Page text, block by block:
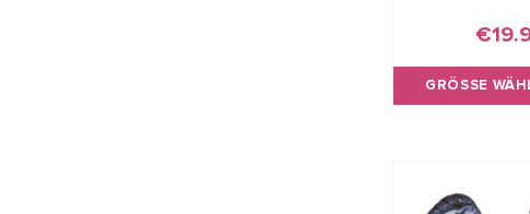
GRÖSSE